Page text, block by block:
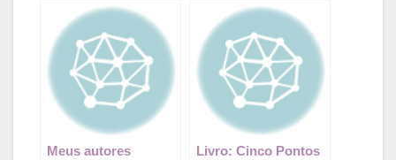
Meus autores
Livro: Cinco Pontos